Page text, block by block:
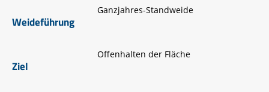
Weideführung
Ganzjahres-Standweide
Ziel
Offenhalten der Fläche